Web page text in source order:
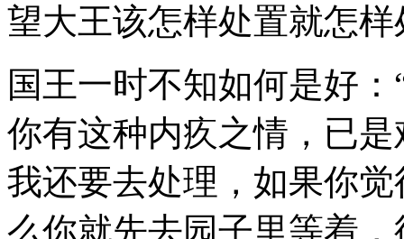
望大王该怎样处置就怎样
国王一时不知如何是好
你有这种内疚之情，已
我还要去处理，如果你
么你就先去园子里等着